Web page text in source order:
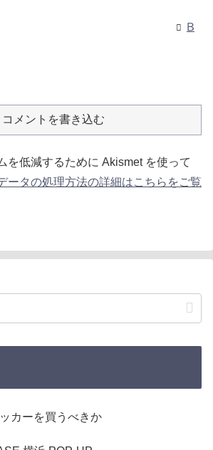
B
コメントを書き込む
を低減するために Akismet を使って
ータの処理方法の詳細はこちらをご覧
カーを買うべきか